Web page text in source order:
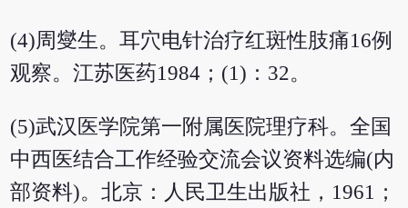
(4)周燮生。耳穴电针治疗红斑性肢痛16例
观察。江苏医药1984；(1)：32。
(5)武汉医学院第一附属医院理疗科。全国
中西医结合工作经验交流会议资料选编(内
部资料)。北京：人民卫生出版社，1961；